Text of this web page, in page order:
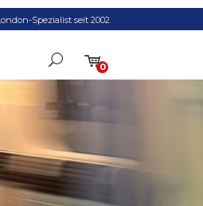
Spezialist seit 2002
0